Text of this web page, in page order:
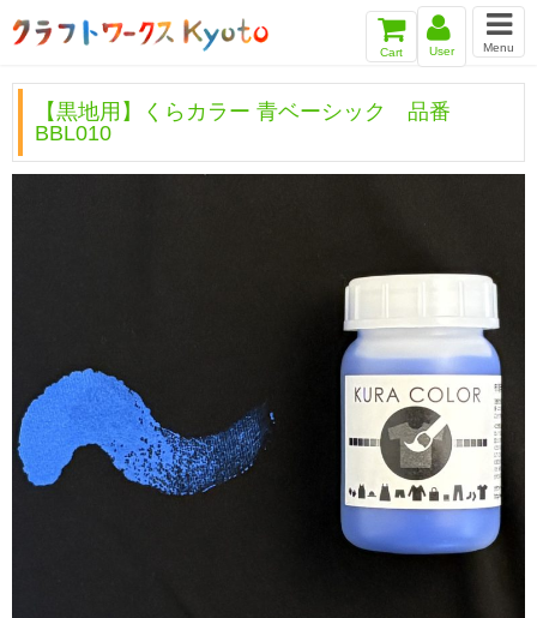
Cart User Menu
【黒地用】くらカラー 青ベーシック 品番
BBL010